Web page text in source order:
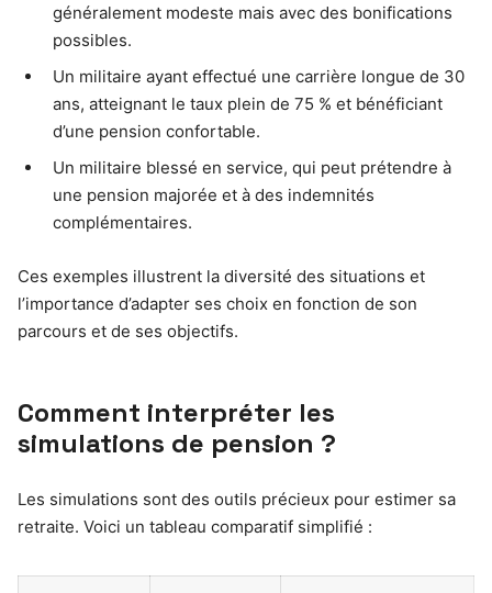
généralement modeste mais avec des bonifications
possibles.
Un militaire ayant effectué une carrière longue de 30
ans, atteignant le taux plein de 75 % et bénéficiant
d’une pension confortable.
Un militaire blessé en service, qui peut prétendre à
une pension majorée et à des indemnités
complémentaires.
Ces exemples illustrent la diversité des situations et
l’importance d’adapter ses choix en fonction de son
parcours et de ses objectifs.
Comment interpréter les
simulations de pension ?
Les simulations sont des outils précieux pour estimer sa
retraite. Voici un tableau comparatif simplifié :